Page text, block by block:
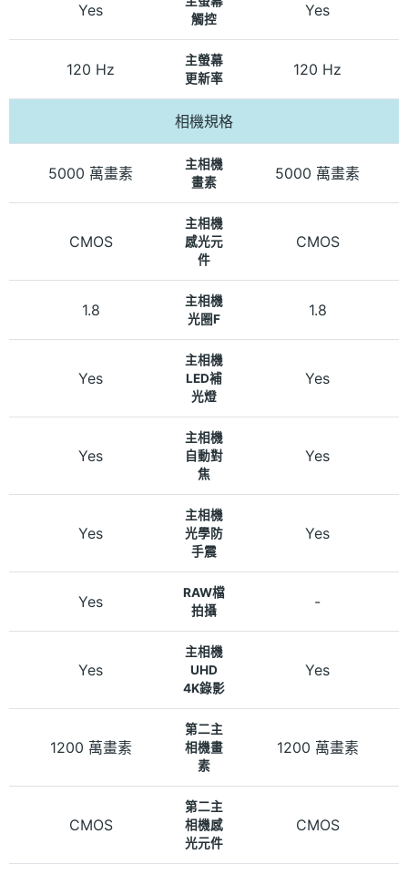
Yes
觸控
Yes
120 Hz
主螢幕
更新率
120 Hz
相機規格
5000 萬畫素
主相機
畫素
5000 萬畫素
CMOS
主相機
感光元
件
CMOS
1.8
主相機
光圈F
1.8
Yes
主相機
LED補
光燈
Yes
Yes
主相機
自動對
焦
Yes
Yes
主相機
光學防
手震
Yes
Yes
RAW檔
拍攝
-
Yes
主相機
UHD
4K錄影
Yes
1200 萬畫素
第二主
相機畫
素
1200 萬畫素
CMOS
第二主
相機感
光元件
CMOS